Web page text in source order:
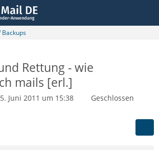
Rettung - wie
mails [erl.]
Juni 2011 um 15:38
Geschlossen